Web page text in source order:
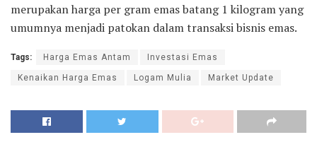
merupakan harga per gram emas batang 1 kilogram yang
umumnya menjadi patokan dalam transaksi bisnis emas.
Tags: Harga Emas Antam Investasi Emas
Kenaikan Harga Emas Logam Mulia Market Update